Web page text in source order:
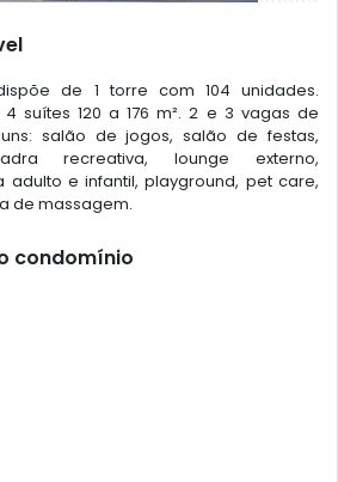
de 1 torre com 104 unidades.
suítes 120 a 176 m². 2 e 3 vagas de
salão de jogos, salão de festas,
recreativa, lounge externo,
adulto e infantil, playground, pet care,
de massagem.
condomínio